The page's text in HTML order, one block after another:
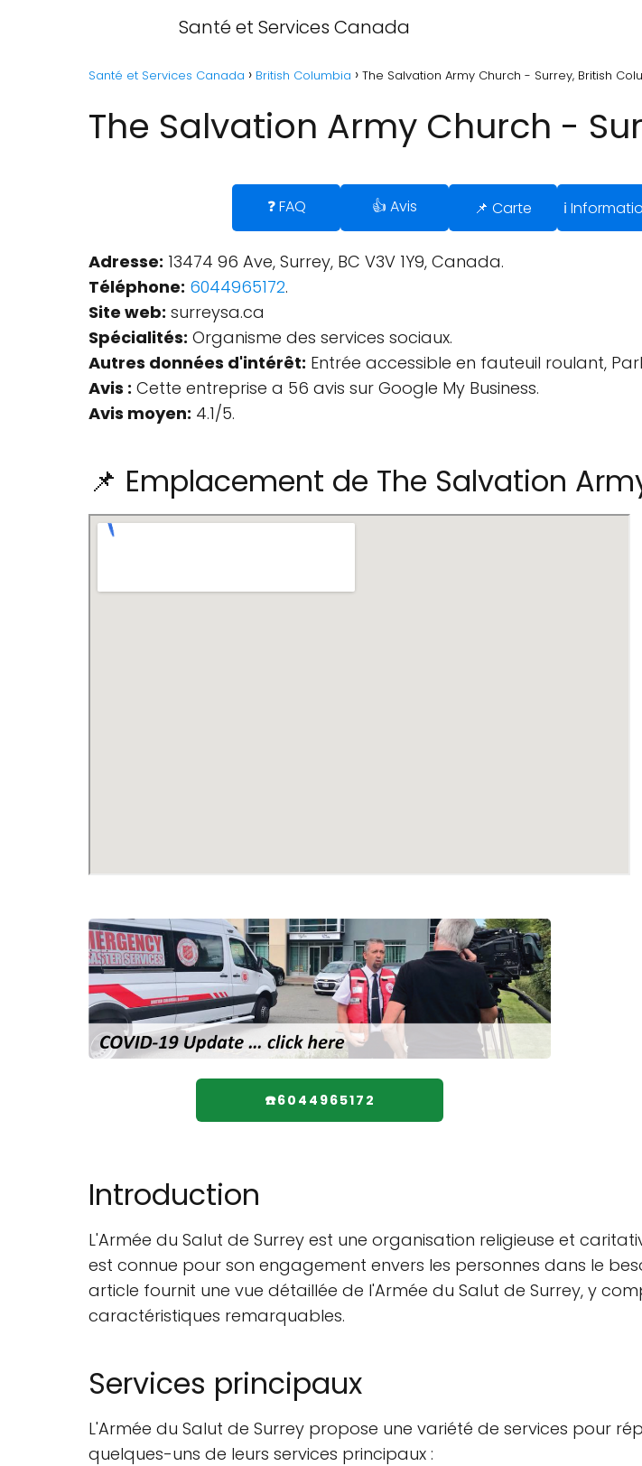
Santé et Services Canada
Santé et Services Canada British Columbia The Salvation Army Church - Surrey, British
The Salvation Army Church -
❓ FAQ 👍 Avis 📌 Carte ℹ️
Adresse: 13474 96 Ave, Surrey, BC V3V 1Y9, Canada.
Téléphone: 6044965172.
Site web: surreysa.ca
Spécialités: Organisme des services sociaux.
Autres données d'intérêt: Entrée accessible en fauteuil roulant,
Avis : Cette entreprise a 56 avis sur Google My Business.
Avis moyen: 4.1/5.
📌 Emplacement de The Salvation
☎️6044965172
Introduction
L'Armée du Salut de Surrey est une organisation religieuse et
est connue pour son engagement envers les personnes dans le
article fournit une vue détaillée de l'Armée du Salut de Surrey, y
caractéristiques remarquables.
Services principaux
L'Armée du Salut de Surrey propose une variété de services pour
quelques-uns de leurs services principaux :